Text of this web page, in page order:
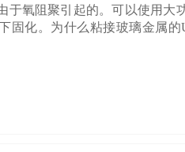
于氧阻聚引起的。可以使用大
固化。为什么粘接玻璃金属